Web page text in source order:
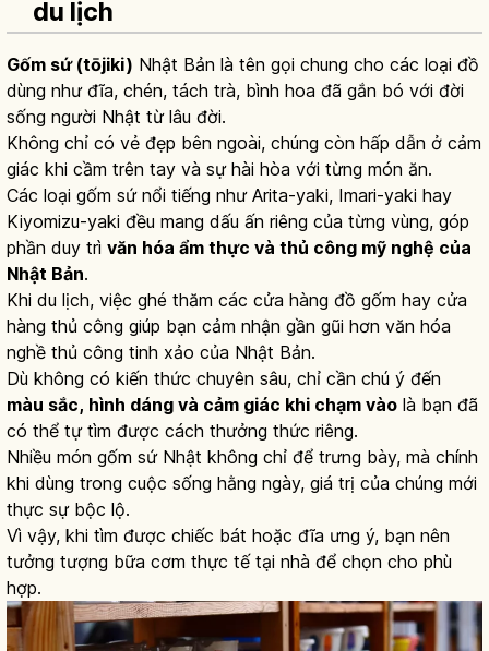
du lịch
Gốm sứ (tōjiki) Nhật Bản là tên gọi chung cho các loại đồ
dùng như đĩa, chén, tách trà, bình hoa đã gắn bó với đời
sống người Nhật từ lâu đời.
Không chỉ có vẻ đẹp bên ngoài, chúng còn hấp dẫn ở cảm
giác khi cầm trên tay và sự hài hòa với từng món ăn.
Các loại gốm sứ nổi tiếng như Arita-yaki, Imari-yaki hay
Kiyomizu-yaki đều mang dấu ấn riêng của từng vùng, góp
phần duy trì văn hóa ẩm thực và thủ công mỹ nghệ của
Nhật Bản.
Khi du lịch, việc ghé thăm các cửa hàng đồ gốm hay cửa
hàng thủ công giúp bạn cảm nhận gần gũi hơn văn hóa
nghề thủ công tinh xảo của Nhật Bản.
Dù không có kiến thức chuyên sâu, chỉ cần chú ý đến
màu sắc, hình dáng và cảm giác khi chạm vào là bạn đã
có thể tự tìm được cách thưởng thức riêng.
Nhiều món gốm sứ Nhật không chỉ để trưng bày, mà chính
khi dùng trong cuộc sống hằng ngày, giá trị của chúng mới
thực sự bộc lộ.
Vì vậy, khi tìm được chiếc bát hoặc đĩa ưng ý, bạn nên
tưởng tượng bữa cơm thực tế tại nhà để chọn cho phù
hợp.